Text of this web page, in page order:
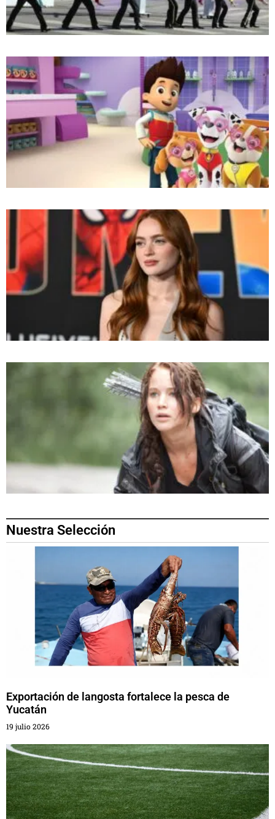
Nuestra Selección
Exportación de langosta fortalece la pesca de
Yucatán
19 julio 2026